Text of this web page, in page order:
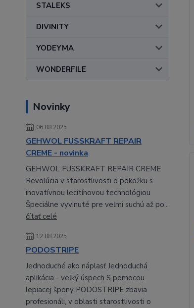
STALEKS
DIVINITY
YODEYMA
WONDERFILE
Novinky
06.08.2025
GEHWOL FUSSKRAFT REPAIR
CREME - novinka
GEHWOL FUSSKRAFT REPAIR CREME
Revolúcia v starostlivosti o pokožku s
inovatívnou lecitínovou technológiou
Špeciálne vyvinuté pre veľmi suchú až po...
čítať celé
12.08.2025
PODOSTRIPE
Jednoduché ako náplasť Jednoduchá
aplikácia - veľký úspech S pomocou
lepiacej špony PODOSTRIPE zbavia
profesionáli, v oblasti starostlivosti o